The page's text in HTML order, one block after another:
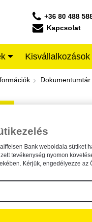
+36 80 488
Kapcsolat
Kisvállalkozások
RaiffeisenDokumentumtár
A dokumentum
Bank weboldala sütiket
tevékenység nyomon
Kérjük, engedélyezze az